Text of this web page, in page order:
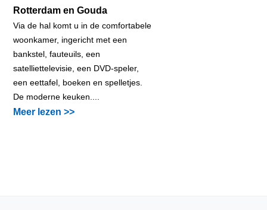
Rotterdam en Gouda
Via de hal komt u in de comfortabele
woonkamer, ingericht met een
bankstel, fauteuils, een
satelliettelevisie, een DVD-speler,
een eettafel, boeken en spelletjes.
De moderne keuken....
Meer lezen >>